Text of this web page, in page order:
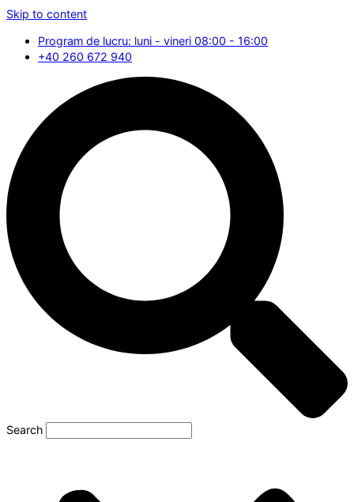
Skip to content
Program de lucru: luni - vineri 08:00 - 16:00
+40 260 672 940
Search